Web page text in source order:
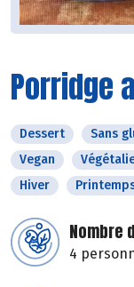
Porridge
Dessert Sans
Vegan
Hiver
Nombre
4